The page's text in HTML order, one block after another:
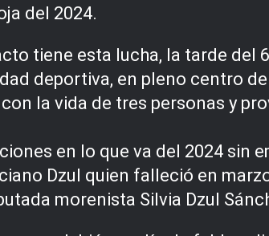
del 2024.
tiene esta lucha, la tarde del
deportiva, en pleno centro
la vida de tres personas y
en lo que va del 2024 sin
Dzul quien falleció en
morenista Silvia Dzul